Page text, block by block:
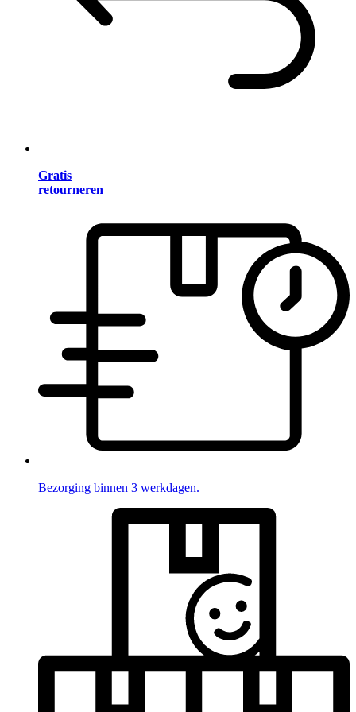
Gratis
retourneren
Bezorging binnen 3 werkdagen.